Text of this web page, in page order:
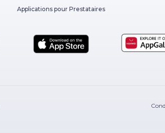
Applications pour Prestataires